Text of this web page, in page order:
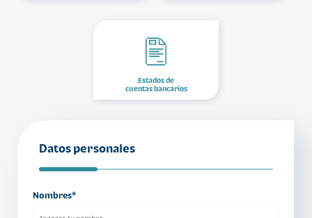
Estados de
cuentas bancarios
Datos personales
Nombres*